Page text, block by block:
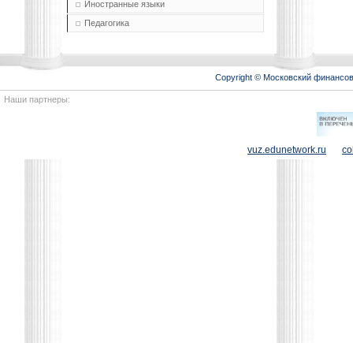
Иностранные языки
Педагогика
Copyright © Московский
Наши партнеры:
vuz.edunetwork.ru